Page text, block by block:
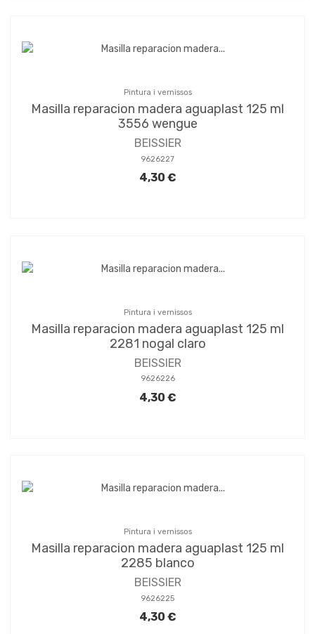
Pintura i vernissos
Masilla reparacion madera aguaplast 125 ml
3556 wengue
BEISSIER
9626227
4,30 €
Pintura i vernissos
Masilla reparacion madera aguaplast 125 ml
2281 nogal claro
BEISSIER
9626226
4,30 €
Pintura i vernissos
Masilla reparacion madera aguaplast 125 ml
2285 blanco
BEISSIER
9626225
4,30 €